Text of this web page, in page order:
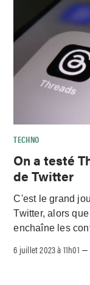
TECHNO
On a testé
de Twitter
C'est le grand
Twitter, alors
enchaîne les
6 juillet 2023 à 11h01 –